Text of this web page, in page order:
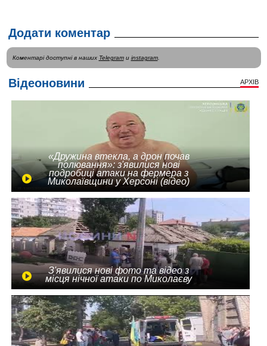
Додати коментар
Коментарі доступні в наших Telegramи instagram.
Відеоновини АРХІВ
«Дружина втекла, а дрон почав
полювання»: з'явилися нові
подробиці атаки на фермера з
Миколаївщини у Херсоні (відео)
З'явилися нові фото та відео з
місця нічної атаки по Миколаєву